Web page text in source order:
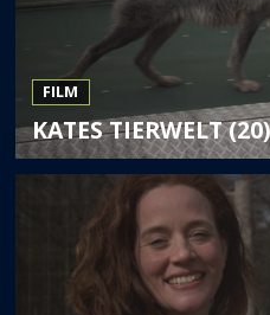
FILM
KATES TIERWELT (20)